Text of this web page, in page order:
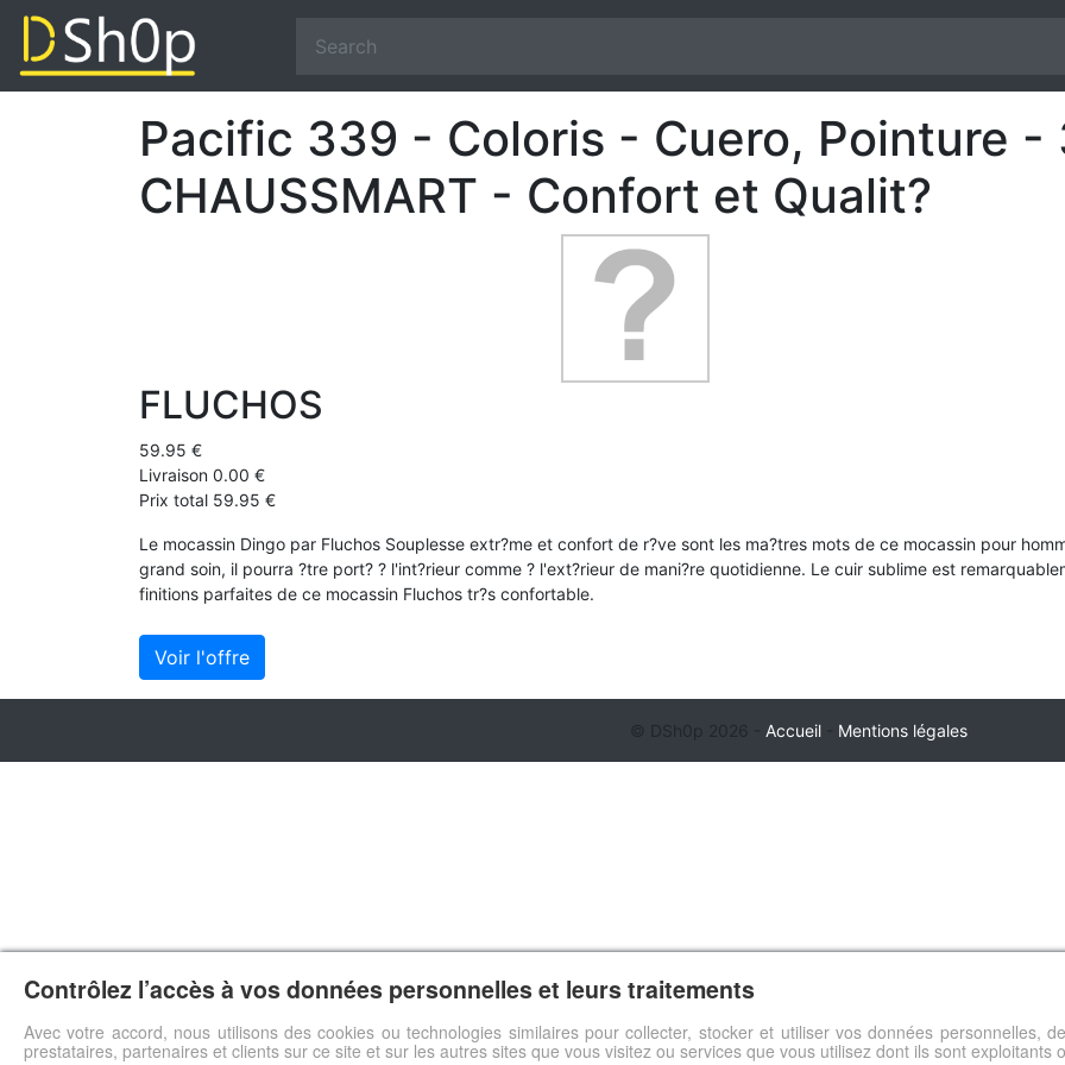
Pacific 339 - Coloris - Cuero, Pointure -
CHAUSSMART - Confort et Qualit?
FLUCHOS
59.95 €
Livraison 0.00 €
Prix total 59.95 €
Le mocassin Dingo par Fluchos Souplesse extr?me et confort de r?ve sont les ma?tres mots de ce mocassin pour
grand soin, il pourra ?tre port? ? l'int?rieur comme ? l'ext?rieur de mani?re quotidienne. Le cuir sublime est
finitions parfaites de ce mocassin Fluchos tr?s confortable.
Voir l'offre
© DSh0p 2026 - Accueil Mentions légales
Contrôlez l’accès à vos données personnelles et leurs traitements
Avec votre accord, nous utilisons des cookies ou technologies similaires pour collecter, stocker et utiliser vos données personnelles,
prestataires, partenaires et clients sur ce site et sur les autres sites que vous visitez ou services que vous utilisez dont ils sont exploitants